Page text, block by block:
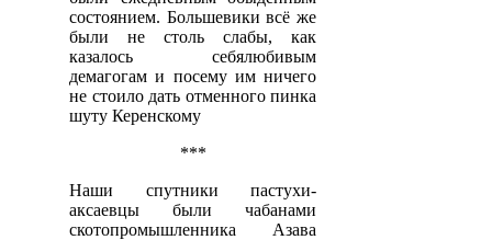
состоянием. Большевики всё же
были не столь слабы, как
казалось себялюбивым
демагогам и посему им ничего
не стоило дать отменного пинка
шуту Керенскому
***
Наши спутники пастухи-
аксаевцы были чабанами
скотопромышленника Азава